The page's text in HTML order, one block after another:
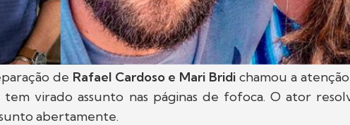
de Rafael Cardoso e Mari Bridi chamou a
virado assunto nas páginas de fofoca. O ator
abertamente.